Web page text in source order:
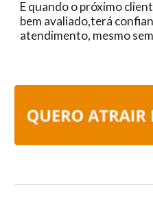
E quando o próximo
bem avaliado,terá
atendimento, mesmo